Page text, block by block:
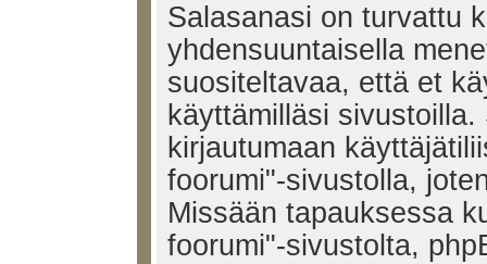
Salasanasi on turvattu
yhdensuuntaisella
suositeltavaa, että et
käyttämilläsi
kirjautumaan
foorumi"-sivustolla,
Missään tapauksessa
foorumi"-sivustolta,